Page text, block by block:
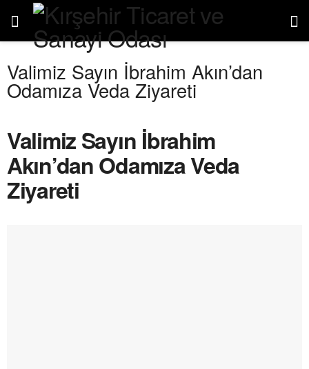
Valimiz Sayın İbrahim Akın’dan
Odamıza Veda Ziyareti
Valimiz Sayın İbrahim
Akın’dan Odamıza Veda
Ziyareti